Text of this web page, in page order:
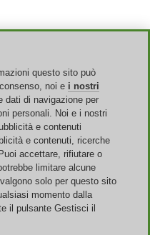
questo sito può
noi e i nostri
dati di navigazione per
personali. Noi e i nostri
e contenuti
e contenuti, ricerche
accettare, rifiutare o
limitare alcune
solo per questo sito
momento dalla
il pulsante Gestisci il